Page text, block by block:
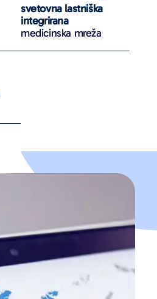
svetovna lastniška
integrirana
medicinska mreža